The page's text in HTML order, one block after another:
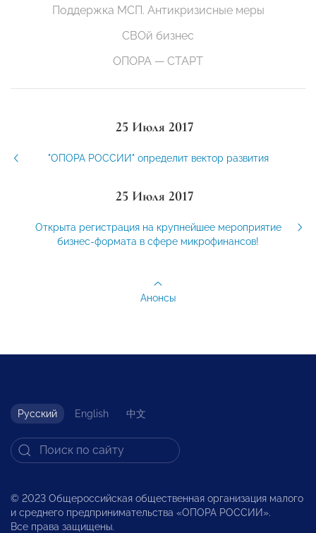
Поддержка МСП. Антикризисные меры
СВОй бизнес
ОПОРА — СТАРТ
25 Июля 2017
"ОПОРА РОССИИ" определит вектор развития
25 Июля 2017
Открыта регистрация на крупнейшее мероприятие
бизнес-формата в сфере микрофинансов!
Анонсы
Русский English 中文
© 2023 Общероссийская общественная организация малого
и среднего предпринимательства «ОПОРА РОССИИ».
Все права защищены.